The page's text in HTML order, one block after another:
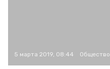
5 марта 2019, 08:44 Общество